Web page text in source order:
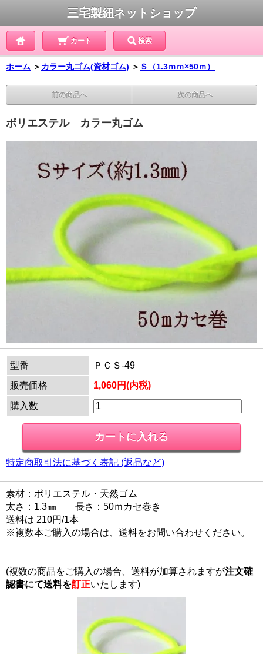
三宅製紐ネットショップ
カート 検索
ホーム ＞ カラー丸ゴム(資材ゴム) ＞ Ｓ（1.3ｍｍ×50ｍ）
前の商品へ 次の商品へ
ポリエステル カラー丸ゴム
型番
ＰＣＳ-49
販売価格
1,060円(内税)
購入数
特定商取引法に基づく表記 (返品など)
素材：ポリエステル・天然ゴム
太さ：1.3㎜ 長さ：50ｍカセ巻き
送料は 210円/1本
※複数本ご購入の場合は、送料をお問い合わせください。
(複数の商品をご購入の場合、送料が加算されますが注文確
認書にて送料を訂正いたします)